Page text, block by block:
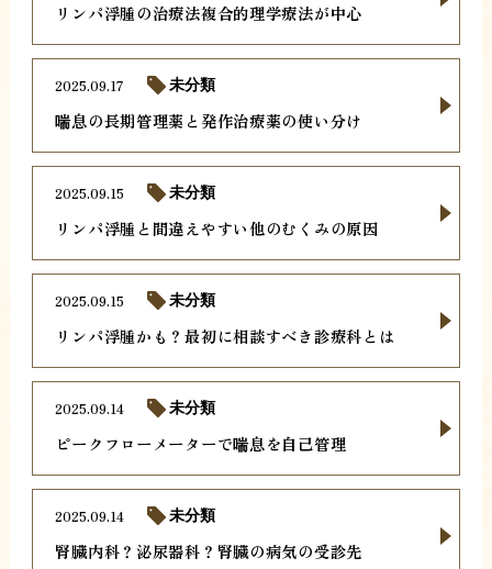
リンパ浮腫の治療法複合的理学療法が中心
喘息の長期管理薬と発作治療薬の使い分け
2025.09.17 未分類
リンパ浮腫と間違えやすい他のむくみの原因
2025.09.15 未分類
リンパ浮腫かも？最初に相談すべき診療科とは
2025.09.15 未分類
ピークフローメーターで喘息を自己管理
2025.09.14 未分類
腎臓内科？泌尿器科？腎臓の病気の受診先
2025.09.14 未分類